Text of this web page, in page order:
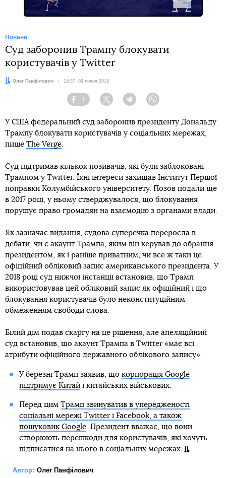
Новини
Суд заборонив Трампу блокувати
користувачів у Twitter
Автор:
Олег Панфілович Дата:
19:37, 09 липня 2019
Facebook
1
Twitter TelegramViber
У США федеральний суд заборонив президенту Дональду
Трампу блокувати користувачів у соціальних мережах,
пише The Verge.
Суд підтримав кількох позивачів, які були заблоковані
Трампом у Twitter. Їхні інтереси захищав Інститут Першої
поправки Колумбійського університету. Позов подали ще
в 2017 році, у ньому стверджувалося, що блокування
порушує право громадян на взаємодію з органами влади.
Як зазначає видання, судова суперечка переросла в
дебати, чи є акаунт Трампа, яким він керував до обрання
президентом, як і раніше приватним, чи все ж таки це
офіційний обліковий запис американського президента. У
2018 році суд нижчої інстанції встановив, що Трамп
використовував цей обліковий запис як офіційний і що
блокування користувачів було неконституційним
обмеженням свободи слова.
Білий дім подав скаргу на це рішення, але апеляційний
суд встановив, що акаунт Трампа в Twitter «має всі
атрибути офіційного державного облікового запису».
У березні Трамп заявив, що корпорація Google
підтримує Китайі китайських військових.
Перед цим Трамп звинуватив в упередженості
соціальні мережі Twitter і Facebook, а також
пошуковик Google. Президент вважає, що вони
створюють перешкоди для користувачів, які хочуть
підписатися на нього в соціальних мережах.
Автор: Олег Панфілович